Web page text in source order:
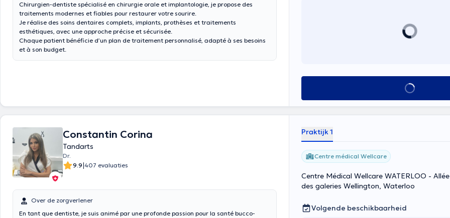
Chirurgien-dentiste spécialisé en chirurgie orale et implantologie, je propose des
traitements modernes et fiables pour restaurer votre sourire.
Je réalise des soins dentaires complets, implants, prothèses et traitements
esthétiques, avec une approche précise et sécurisée.
Chaque patient bénéficie d’un plan de traitement personnalisé, adapté à ses besoins
et à son budget.
Alles zien
Constantin Corina
Tandarts
Dr.
9.9|407 evaluaties
Over de zorgverlener
En tant que dentiste, je suis animé par une profonde passion pour la santé bucco-
Praktijk 1
Centre médical Wellcare
Centre Médical Wellcare WATERLOO -
des galeries Wellington, Waterloo
Volgende beschikbaarheid